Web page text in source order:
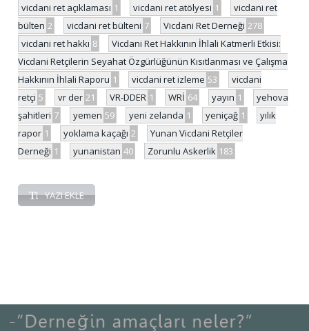
vicdani ret açıklaması 1 vicdani ret atölyesi 1
vicdani ret
bülten 2 vicdani ret bülteni 7 Vicdani Ret Derneği 278
vicdani ret hakkı 8
Vicdani Ret Hakkının İhlali Katmerli Etkisi:
Vicdani Retçilerin Seyahat Özgürlüğünün Kısıtlanması ve Çalışma
Hakkının İhlali Raporu 1 vicdani ret izleme 53
vicdani
retçi 5 vr der 21 VR-DDER 1 WRİ 64 yayın 1
yehova
şahitleri 7 yemen 59 yeni zelanda 1 yeniçağ 1
yılık
rapor 1 yoklama kaçağı 2
Yunan Vicdani Retçiler
Derneği 1 yunanistan 40 Zorunlu Askerlik 183
YAZI EKLE